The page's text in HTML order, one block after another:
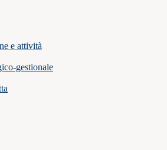
e attività
gestionale